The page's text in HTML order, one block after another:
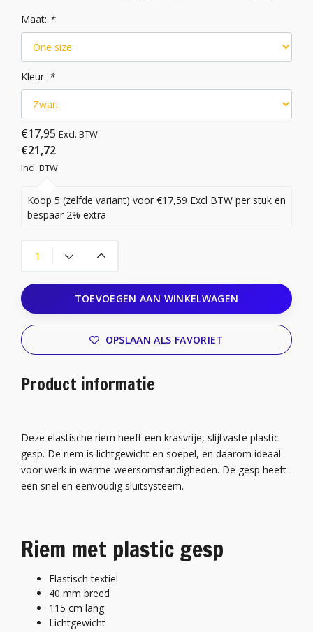
Maat: *
Kleur: *
€17,95 Excl. BTW
€21,72
Incl. BTW
Koop 5 (zelfde variant) voor €17,59 Excl BTW per stuk en
bespaar 2% extra
TOEVOEGEN AAN WINKELWAGEN
OPSLAAN ALS FAVORIET
Product informatie
Deze elastische riem heeft een krasvrije, slijtvaste plastic
gesp. De riem is lichtgewicht en soepel, en daarom ideaal
voor werk in warme weersomstandigheden. De gesp heeft
een snel en eenvoudig sluitsysteem.
Riem met plastic gesp
Elastisch textiel
40 mm breed
115 cm lang
Lichtgewicht